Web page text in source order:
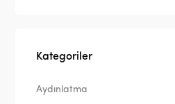
Kategoriler
Aydınlatma